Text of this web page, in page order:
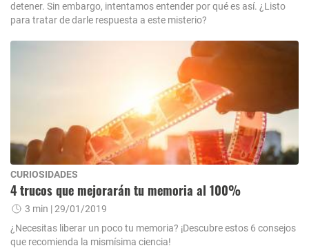
detener. Sin embargo, intentamos entender por qué es así. ¿Listo
para tratar de darle respuesta a este misterio?
CURIOSIDADES
4 trucos que mejorarán tu memoria al 100%
3 min | 29/01/2019
¿Necesitas liberar un poco tu memoria? ¡Descubre estos 6 consejos
que recomienda la mismísima ciencia!